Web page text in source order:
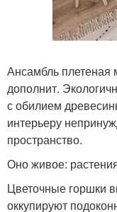
Ансамбль плетеная
дополнит.
с обилием
интерьеру
пространство.
Оно живое:
Цветочные горшки
оккупируют